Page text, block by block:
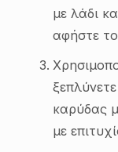
με λάδι
αφήστε
καρύδας
με